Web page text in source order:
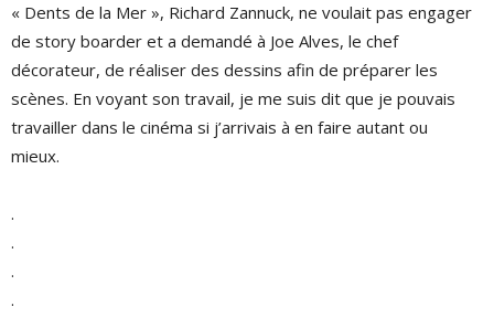
« Dents de la Mer », Richard Zannuck, ne voulait pas engager
de story boarder et a demandé à Joe Alves, le chef
décorateur, de réaliser des dessins afin de préparer les
scènes. En voyant son travail, je me suis dit que je pouvais
travailler dans le cinéma si j’arrivais à en faire autant ou
mieux.
.
.
.
.